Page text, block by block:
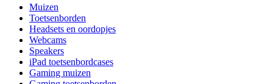
Muizen
Toetsenborden
Headsets en oordopjes
Webcams
Speakers
iPad toetsenbordcases
Gaming muizen